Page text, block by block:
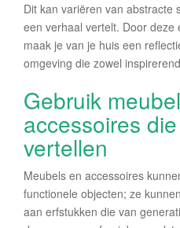
Dit kan variëren van abstracte
een verhaal vertelt. Door deze
maak je van je huis een
omgeving die zowel
Gebruik
accessoires
vertellen
Meubels en accessoires
functionele objecten; ze
aan erfstukken die van